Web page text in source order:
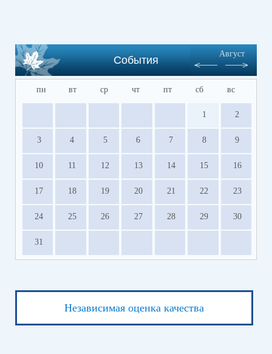
События
Август
пн вт ср чт пт сб вс
1 2
3 4 5 6 7 8 9
10 11 12 13 14 15 16
17 18 19 20 21 22 23
24 25 26 27 28 29 30
31
Независимая оценка качества